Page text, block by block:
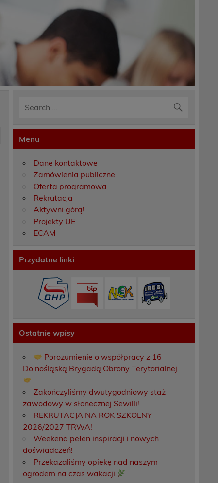
Menu
Dane kontaktowe
Zamówienia publiczne
Oferta programowa
Rekrutacja
Aktywni górą!
Projekty UE
ECAM
Przydatne linki
Ostatnie wpisy
Porozumienie o współpracy z 16
Dolnośląską Brygadą Obrony Terytorialnej
Zakończyliśmy dwutygodniowy staż
zawodowy w słonecznej Sewilli!
REKRUTACJA NA ROK SZKOLNY
2026/2027 TRWA!
Weekend pełen inspiracji i nowych
doświadczeń!
Przekazaliśmy opiekę nad naszym
ogrodem na czas wakacji